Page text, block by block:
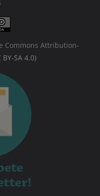
Commons Attribution-
BY-SA 4.0)